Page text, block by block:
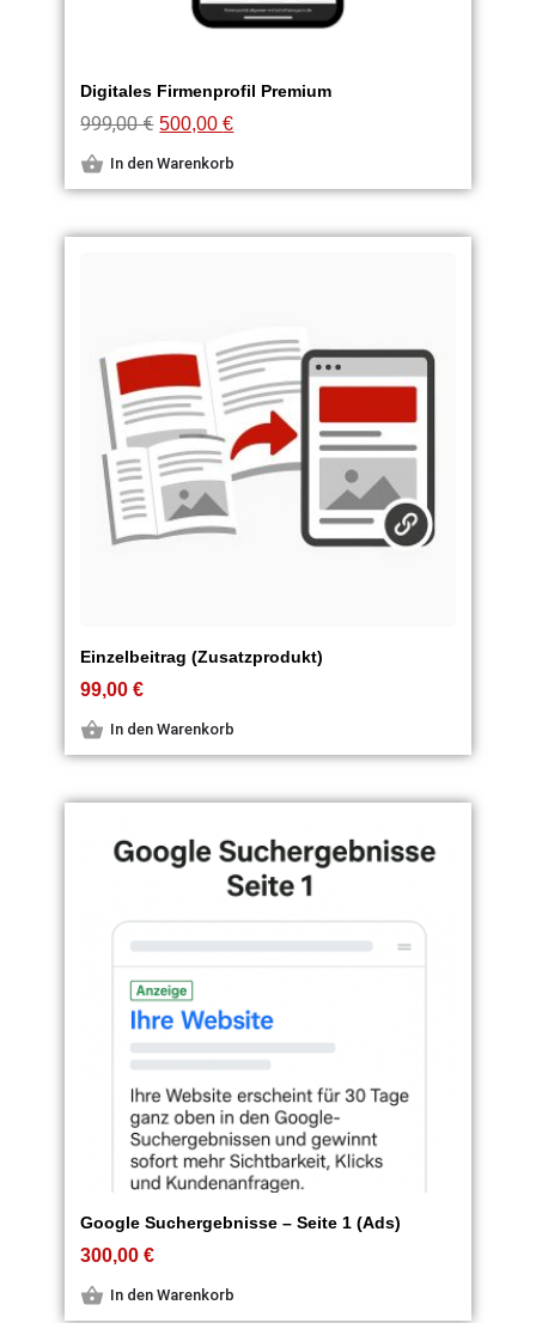
Digitales Firmenprofil Premium
999,00€ 500,00€
In den Warenkorb
Einzelbeitrag (Zusatzprodukt)
99,00€
In den Warenkorb
Google Suchergebnisse – Seite 1 (Ads)
300,00€
In den Warenkorb